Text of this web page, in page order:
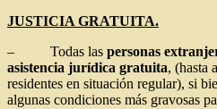
JUSTICIA GRATUITA.
– Todas las personas
asistencia jurídica gratuita, (hasta
residentes en situación regular), si
algunas condiciones más gravosas